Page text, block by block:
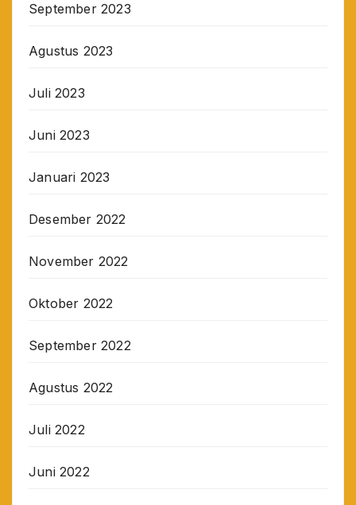
September 2023
Agustus 2023
Juli 2023
Juni 2023
Januari 2023
Desember 2022
November 2022
Oktober 2022
September 2022
Agustus 2022
Juli 2022
Juni 2022